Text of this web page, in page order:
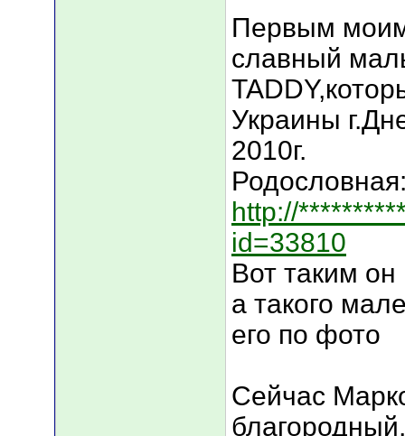
Первым
славный
Украины
2010г.
http://
id=33810
Вот таким
а такого
его по фото
Сейчас